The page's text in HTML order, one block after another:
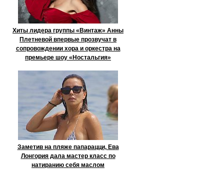
Хиты лидера группы «Винтаж» Анны
Плетневой впервые прозвучат в
сопровождении хора и оркестра на
премьере шоу «Ностальгия»
Заметив на пляже папарацци, Ева
Лонгория дала мастер класс по
натиранию себя маслом